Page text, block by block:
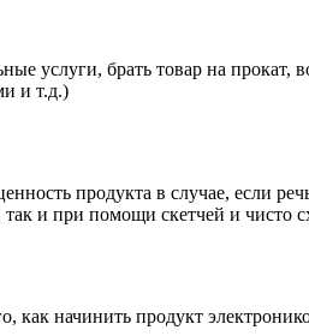
услуги, брать товар на
и т.д.)
продукта в случае, если
и при помощи скетчей и чисто
начинить продукт